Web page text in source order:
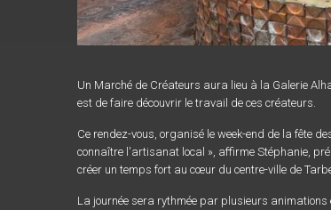
Un Marché de Créateurs aura lieu à la Galerie
est de faire découvrir le travail de ces créateurs.
Ce rendez-vous, organisé le week-end de la fête
connaître l'artisanat local », affirme Stéphanie,
créer un temps fort au cœur du centre-ville de
La journée sera rythmée par plusieurs